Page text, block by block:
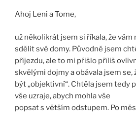
Ahoj Leni a Tome,
už několikrát jsem si říkala, že vám
sdělit své domy. Původně jsem
příjezdu, ale to mi přišlo příliš
skvělými dojmy a obávala jsem se,
být „objektivní“. Chtěla jsem tedy
vše uzraje, abych mohla vše
popsat s větším odstupem. Po